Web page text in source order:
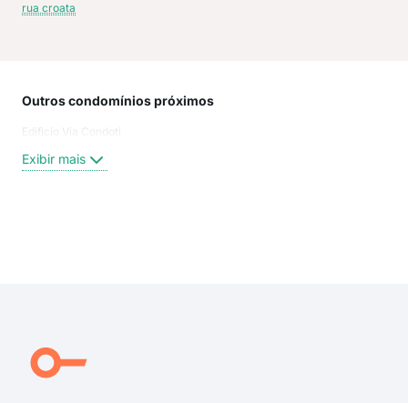
rua croata
Outros condomínios próximos
Edificio Via Condoti
Exibir mais